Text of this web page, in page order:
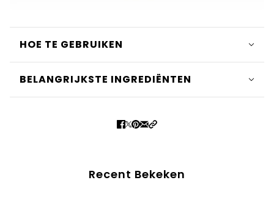
HOE TE GEBRUIKEN
BELANGRIJKSTE INGREDIËNTEN
Recent Bekeken